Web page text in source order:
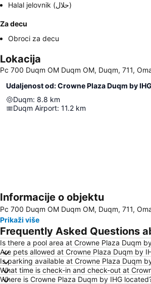
Halal jelovnik (حلال)
Za decu
Obroci za decu
Lokacija
Pc 700 Duqm OM Duqm OM, Duqm, 711,
Udaljenost od: Crowne Plaza Duqm by IHG
Duqm: 8.8 km
Duqm Airport: 11.2 km
Informacije o objektu
Pc 700 Duqm OM Duqm OM, Duqm, 711,
Prikaži više
Frequently Asked Questions
Is there a pool area at Crowne Plaza Duqm
Are pets allowed at Crowne Plaza Duqm by
Is parking available at Crowne Plaza Duqm
What time is check-in and check-out at
Where is Crowne Plaza Duqm by IHG